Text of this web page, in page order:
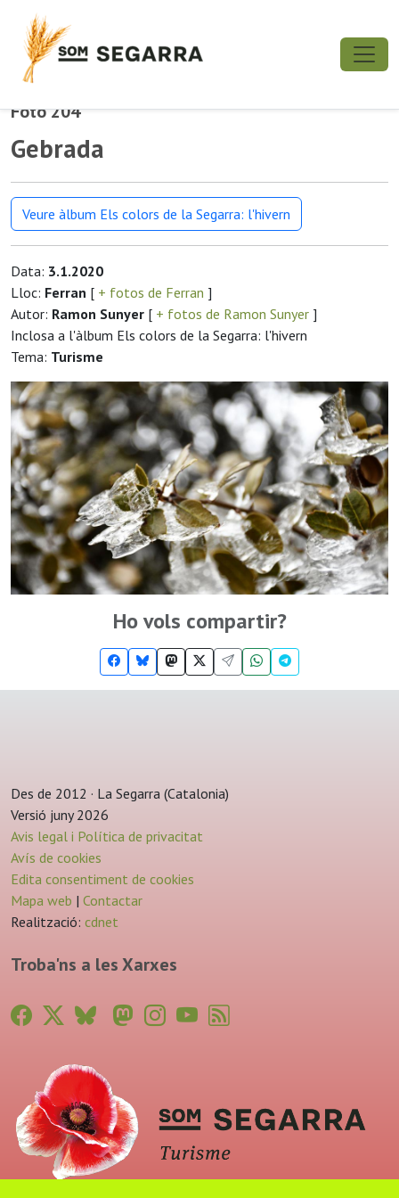
Foto 204
Gebrada
Veure àlbum Els colors de la Segarra: l'hivern
Data: 3.1.2020
Lloc: Ferran [ + fotos de Ferran ]
Autor: Ramon Sunyer [ + fotos de Ramon Sunyer ]
Inclosa a l'àlbum Els colors de la Segarra: l'hivern
Tema: Turisme
Ho vols compartir?
Des de 2012 · La Segarra (Catalonia)
Versió juny 2026
Avis legal i Política de privacitat
Avís de cookies
Edita consentiment de cookies
Mapa web | Contactar
Realització: cdnet
Troba'ns a les Xarxes